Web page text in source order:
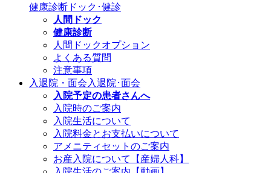
健康診断 ドック･健診
人間ドック
健康診断
人間ドックオプション
よくある質問
注意事項
入退院・面会 入退院･面会
入院予定の患者さんへ
入院時のご案内
入院生活について
入院料金とお支払いについて
アメニティセットのご案内
お産入院について【産婦人科】